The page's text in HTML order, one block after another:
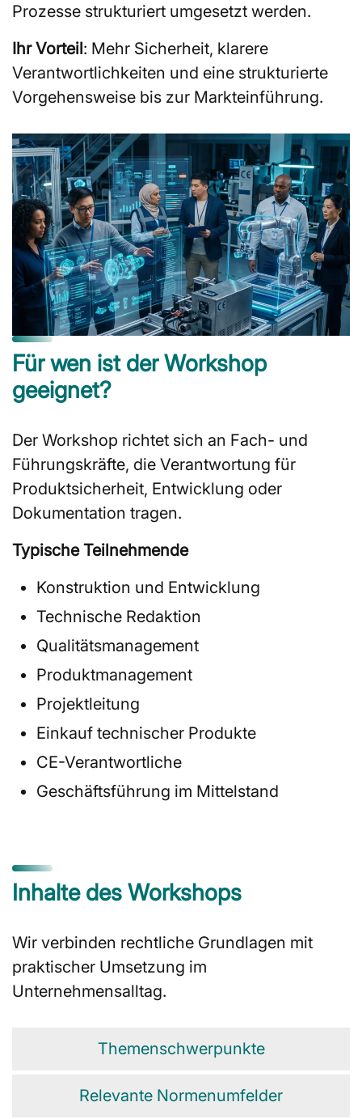
Prozesse strukturiert umgesetzt werden.
Ihr Vorteil: Mehr Sicherheit, klarere
Verantwortlichkeiten und eine strukturierte
Vorgehensweise bis zur Markteinführung.
Für wen ist der Workshop
geeignet?
Der Workshop richtet sich an Fach- und
Führungskräfte, die Verantwortung für
Produktsicherheit, Entwicklung oder
Dokumentation tragen.
Typische Teilnehmende
Konstruktion und Entwicklung
Technische Redaktion
Qualitätsmanagement
Produktmanagement
Projektleitung
Einkauf technischer Produkte
CE-Verantwortliche
Geschäftsführung im Mittelstand
Inhalte des Workshops
Wir verbinden rechtliche Grundlagen mit
praktischer Umsetzung im
Unternehmensalltag.
Themenschwerpunkte
Relevante Normenumfelder